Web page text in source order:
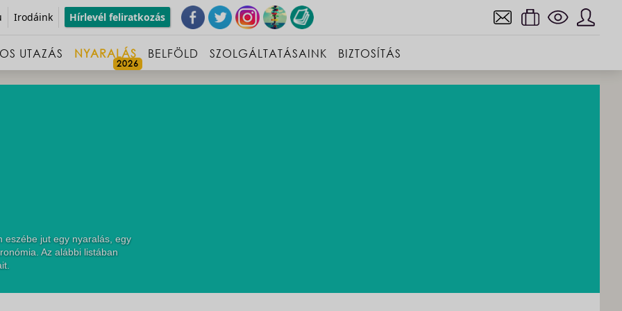
Irodáink Hírlevél feliratkozás
UTAZÁS NYARALÁS BELFÖLD SZOLGÁLTATÁSAINK BIZTOSÍTÁS
eszébe jut egy nyaralás, egy
Az alábbi listában